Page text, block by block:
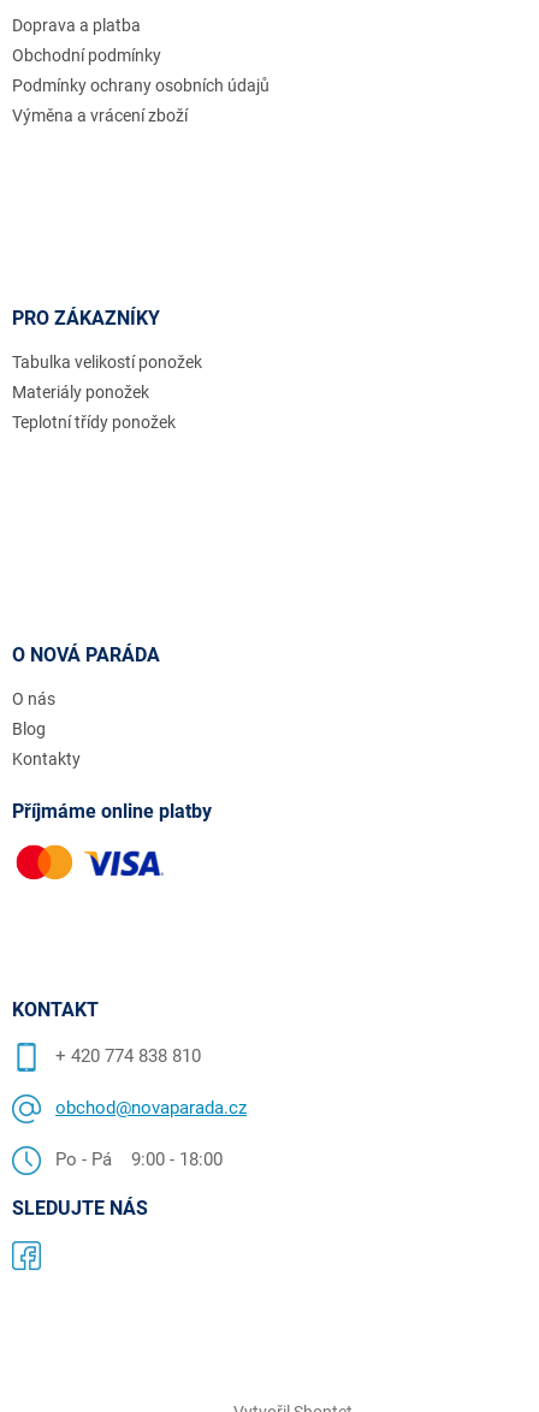
Doprava a platba
Obchodní podmínky
Podmínky ochrany osobních údajů
Výměna a vrácení zboží
PRO ZÁKAZNÍKY
Tabulka velikostí ponožek
Materiály ponožek
Teplotní třídy ponožek
O NOVÁ PARÁDA
O nás
Blog
Kontakty
Příjmáme online platby
KONTAKT
+ 420 774 838 810
obchod@novaparada.cz
Po - Pá 9:00 - 18:00
SLEDUJTE NÁS